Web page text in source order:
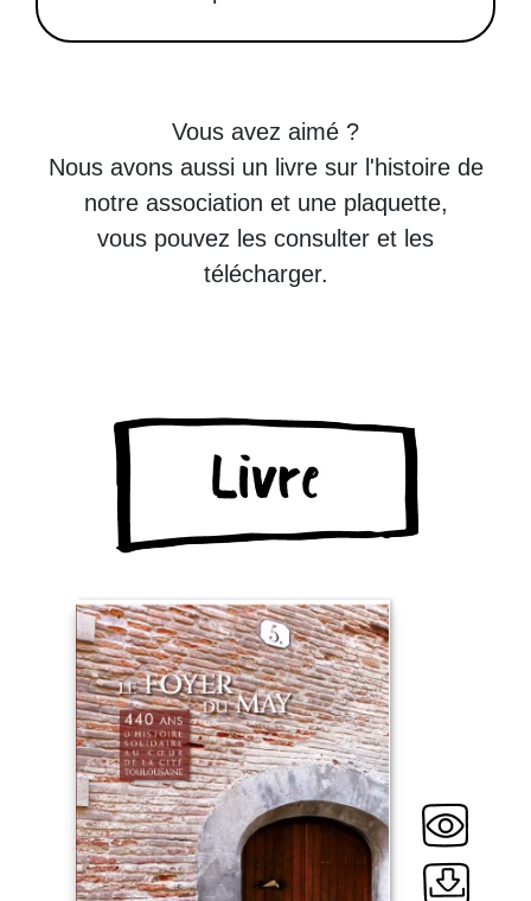
Vous avez aimé ?
Nous avons aussi un livre sur l'histoire de
notre association et une plaquette,
vous pouvez les consulter et les
télécharger.